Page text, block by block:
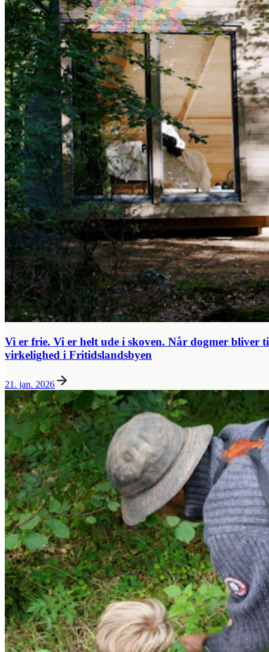
Vi er frie. Vi er helt ude i skoven. Når dogmer bliver
virkelighed i Fritidslandsbyen
21. jan. 2026